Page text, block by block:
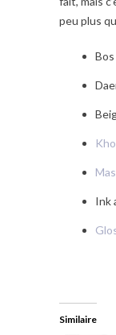
peu plus
Bos
Ink
Similaire